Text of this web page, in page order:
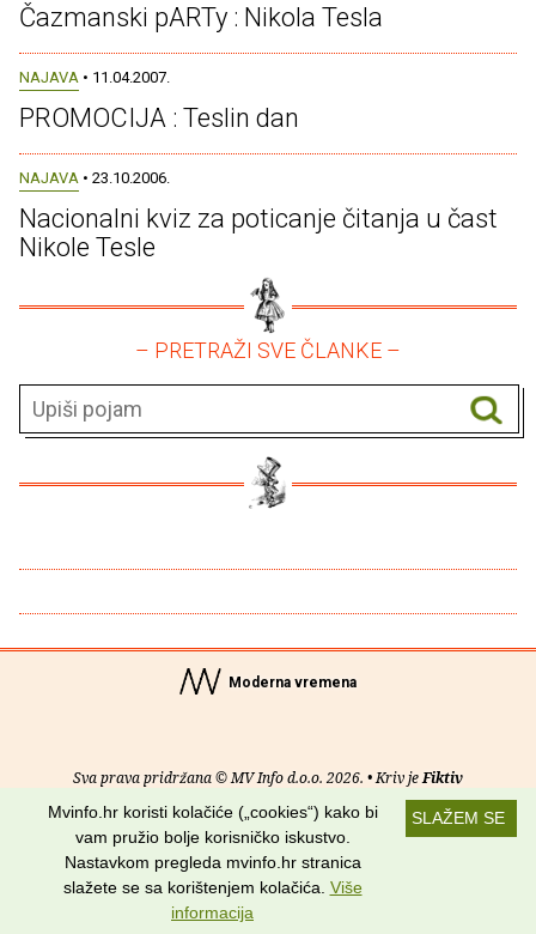
Čazmanski pARTy : Nikola Tesla
NAJAVA • 11.04.2007.
PROMOCIJA : Teslin dan
NAJAVA • 23.10.2006.
Nacionalni kviz za poticanje čitanja u čast
Nikole Tesle
– PRETRAŽI SVE ČLANKE –
Moderna vremena
Sva prava pridržana © MV Info d.o.o. 2026. • Kriv jeFiktiv
O nama• Pomoć• Uvjeti korištenja•RSS kanali
Potraži nas na:
SLAŽEM SE
Mvinfo.hr koristi kolačiće („cookies“) kako bi
vam pružio bolje korisničko iskustvo.
Nastavkom pregleda mvinfo.hr stranica
slažete se sa korištenjem kolačića. Više
informacija